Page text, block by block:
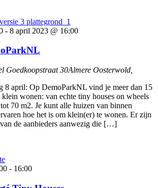
- 8 april 2023 @ 16:00
Goedkoopstraat 30Almere Oosterwold,
8 april: Op DemoParkNL vind je meer dan 15
wonen: van echte tiny houses on wheels
70 m2. Je kunt alle huizen van binnen
hoe het is om klein(er) te wonen. Er zijn
de aanbieders aanwezig die […]
- 16:00